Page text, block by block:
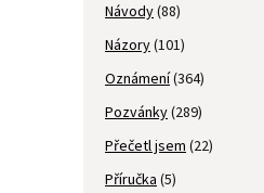
Návody(88)
Názory(101)
Oznámení(364)
Pozvánky(289)
Přečetl jsem (22)
Příručka (5)